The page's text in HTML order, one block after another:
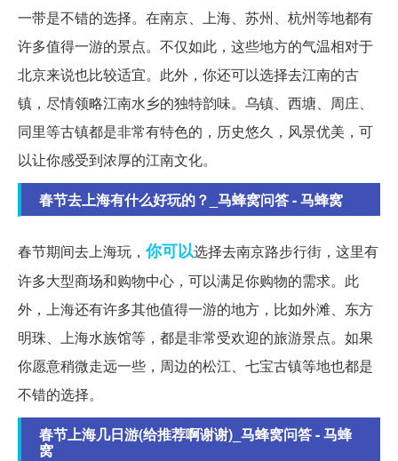
一带是不错的选择。在南京、上海、苏州、杭州等地都有
许多值得一游的景点。不仅如此，这些地方的气温相对于
北京来说也比较适宜。此外，你还可以选择去江南的古
镇，尽情领略江南水乡的独特韵味。乌镇、西塘、周庄、
同里等古镇都是非常有特色的，历史悠久，风景优美，可
以让你感受到浓厚的江南文化。
春节去上海有什么好玩的？_马蜂窝问答 - 马蜂窝
春节期间去上海玩，你可以选择去南京路步行街，这里有
许多大型商场和购物中心，可以满足你购物的需求。此
外，上海还有许多其他值得一游的地方，比如外滩、东方
明珠、上海水族馆等，都是非常受欢迎的旅游景点。如果
你愿意稍微走远一些，周边的松江、七宝古镇等地也都是
不错的选择。
春节上海几日游(给推荐啊谢谢)_马蜂窝问答 - 马蜂
窝